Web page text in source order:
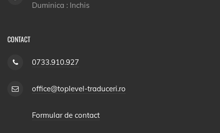
Duminica : Inchis
CONTACT
0733.910.927
office@toplevel-traduceri.ro
Formular de contact